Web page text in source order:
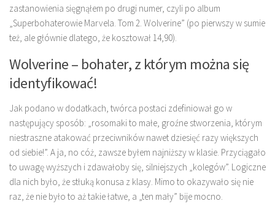
zastanowienia sięgnąłem po drugi numer, czyli po album
„Superbohaterowie Marvela. Tom 2. Wolverine” (po pierwszy w sumie
też, ale głównie dlatego, że kosztował 14,90).
Wolverine – bohater, z którym można się
identyfikować!
Jak podano w dodatkach, twórca postaci zdefiniował go w
następujący sposób: „rosomaki to małe, groźne stworzenia, którym
niestraszne atakować przeciwników nawet dziesięć razy większych
od siebie!”. A ja, no cóż, zawsze byłem najniższy w klasie. Przyciągało
to uwagę wyższych i zdawałoby się, silniejszych „kolegów”. Logiczne
dla nich było, że stłuką konusa z klasy. Mimo to okazywało się nie
raz, że nie było to aż takie łatwe, a „ten mały” bije mocno.